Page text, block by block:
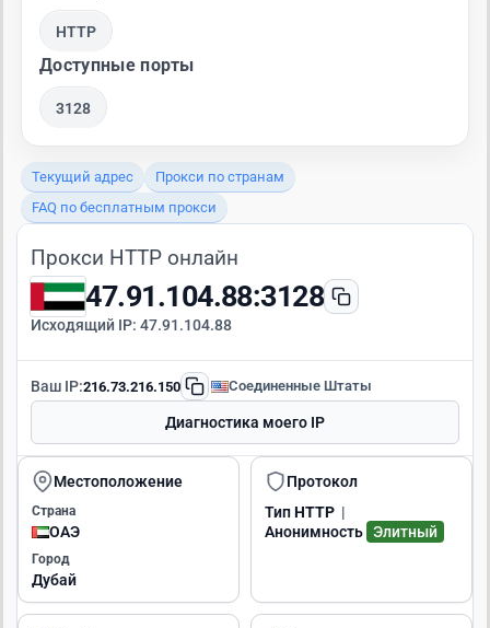
HTTP
Доступные порты
3128
Текущий адрес
Прокси по странам
FAQ по бесплатным прокси
Прокси HTTP онлайн
47.91.104.88:3128
Исходящий IP: 47.91.104.88
Ваш IP:216.73.216.150 Соединенные Штаты
Диагностика моего IP
Местоположение
Страна
ОАЭ
Город
Дубай
Протокол
ТипHTTP |
Анонимность Элитный